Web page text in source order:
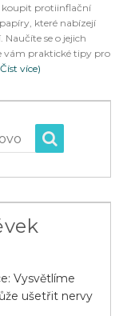
koupit protiinflační
které nabízejí
se o jejich
vám praktické tipy pro
více)
Vysvětlíme
ušetřit nervy